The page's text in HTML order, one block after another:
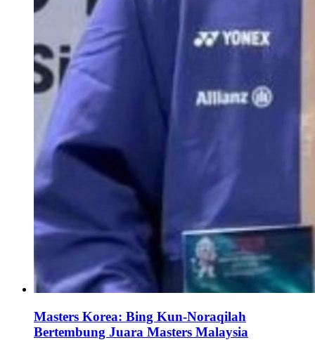
Masters Korea: Bing Kun-Noraqilah
Bertembung Juara Masters Malaysia